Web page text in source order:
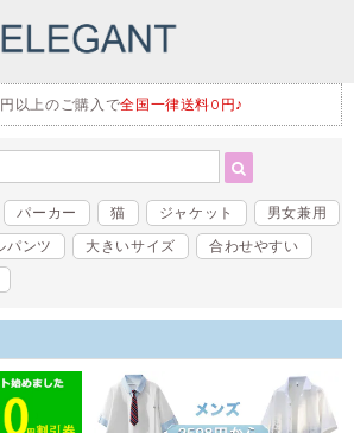
以上のご購入で全国一律送料0円♪
パーカー 猫 ジャケット
男女兼用
パンツ 大きいサイズ
合わせやすい